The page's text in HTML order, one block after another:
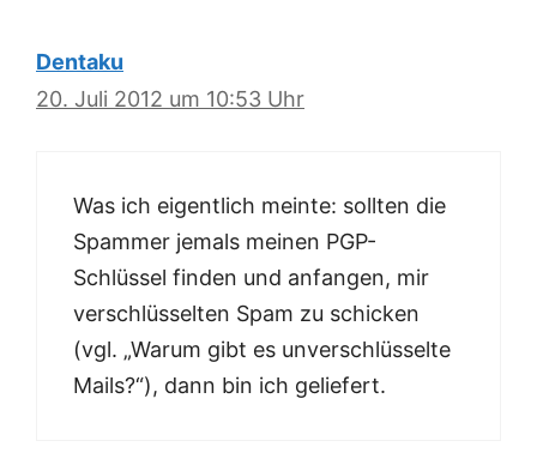
Dentaku
20. Juli 2012 um 10:53 Uhr
Was ich eigentlich meinte: sollten die
Spammer jemals meinen PGP-
Schlüssel finden und anfangen, mir
verschlüsselten Spam zu schicken
(vgl. „Warum gibt es unverschlüsselte
Mails?“), dann bin ich geliefert.